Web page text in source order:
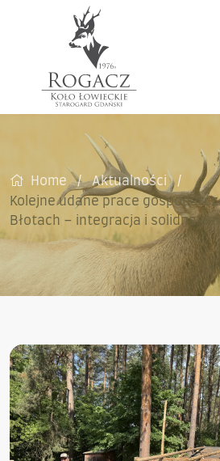
Home
Aktualności
Kolejne udane prace
Błotach – integracja i solidna